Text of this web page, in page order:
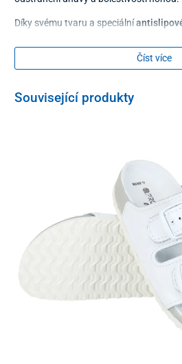
Díky svému tvaru a speciální
botě zabrání
samolepící folie.
nechat usušit při pokojové teplotě.
Číst více
Související produkty